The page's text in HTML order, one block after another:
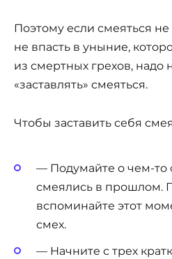
Поэтому если смеяться не
не впасть в уныние,
из смертных грехов, надо
«заставлять» смеяться.
Чтобы заставить себя
— Подумайте о чем-
смеялись в прошлом.
вспоминайте этот
смех.
— Начните с трех